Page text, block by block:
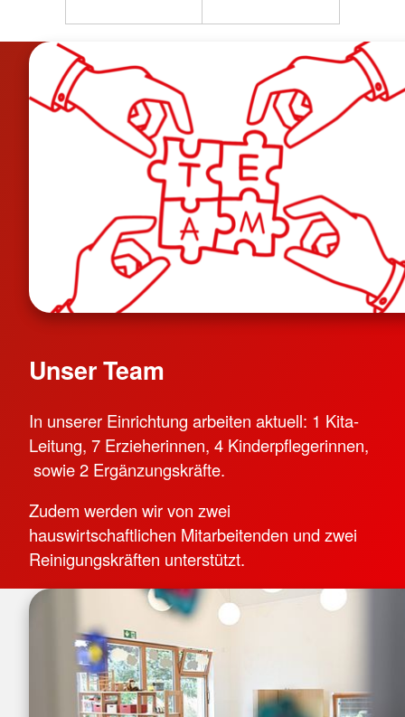
Unser Team
In unserer Einrichtung arbeiten aktuell: 1 Kita-
Leitung, 7 Erzieherinnen, 4 Kinderpflegerinnen,
sowie 2 Ergänzungskräfte.
Zudem werden wir von zwei
hauswirtschaftlichen Mitarbeitenden und zwei
Reinigungskräften unterstützt.